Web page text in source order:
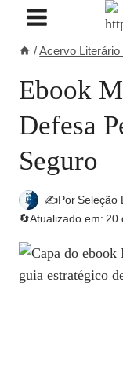
Pular
Conteúdo
/Acervo
Ebook
Defesa
Seguro
✍️PorSeleção
🔄Atualizado em: 20